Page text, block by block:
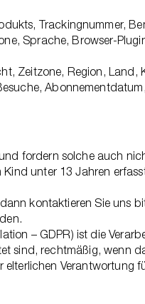
Trackingnummer,
Sprache, Browser-
Zeitzone, Region,
fordern solche auch
unter 13 Jahren
kontaktieren Sie uns
– GDPR) ist die
sind, rechtmäßig, wenn
Verantwortung